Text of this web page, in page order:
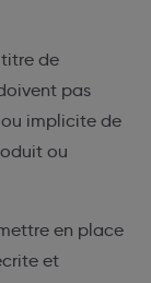
de
pas
implicite de
ou
en place
et